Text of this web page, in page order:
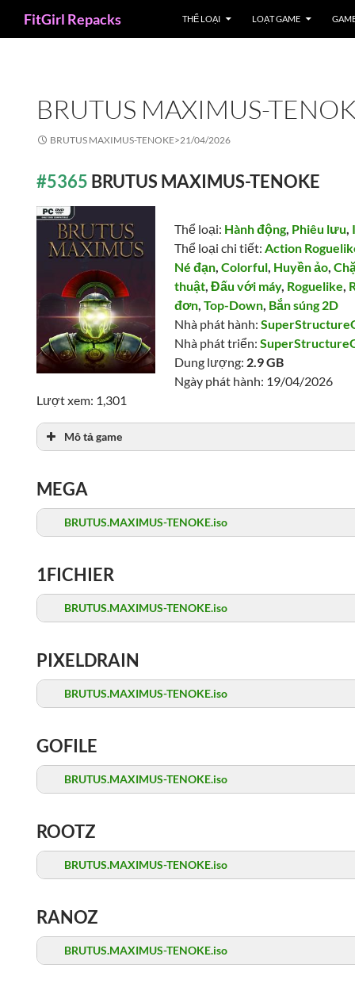
FitGirl Repacks THỂ LOẠI LOẠT GAME
BRUTUS MAXIMUS-
BRUTUS MAXIMUS-TENOKE>21/04/2026
#5365 BRUTUS MAXIMUS-TENOKE
Thể loại: Hành động, Phiêu lưu,
Thể loại chi tiết:Action
Né đạn,Colorful, Huyền ảo,
thuật,Đấu với máy, Roguelike,
đơn,Top-Down, Bắn súng 2D
Nhà phát hành:
Nhà phát triển:
Dung lượng: 2.9 GB
Ngày phát hành: 19/04/2026
Lượt xem: 1,301
Mô tả game
MEGA
BRUTUS.MAXIMUS-TENOKE.iso
1FICHIER
BRUTUS.MAXIMUS-TENOKE.iso
PIXELDRAIN
BRUTUS.MAXIMUS-TENOKE.iso
GOFILE
BRUTUS.MAXIMUS-TENOKE.iso
ROOTZ
BRUTUS.MAXIMUS-TENOKE.iso
RANOZ
BRUTUS.MAXIMUS-TENOKE.iso